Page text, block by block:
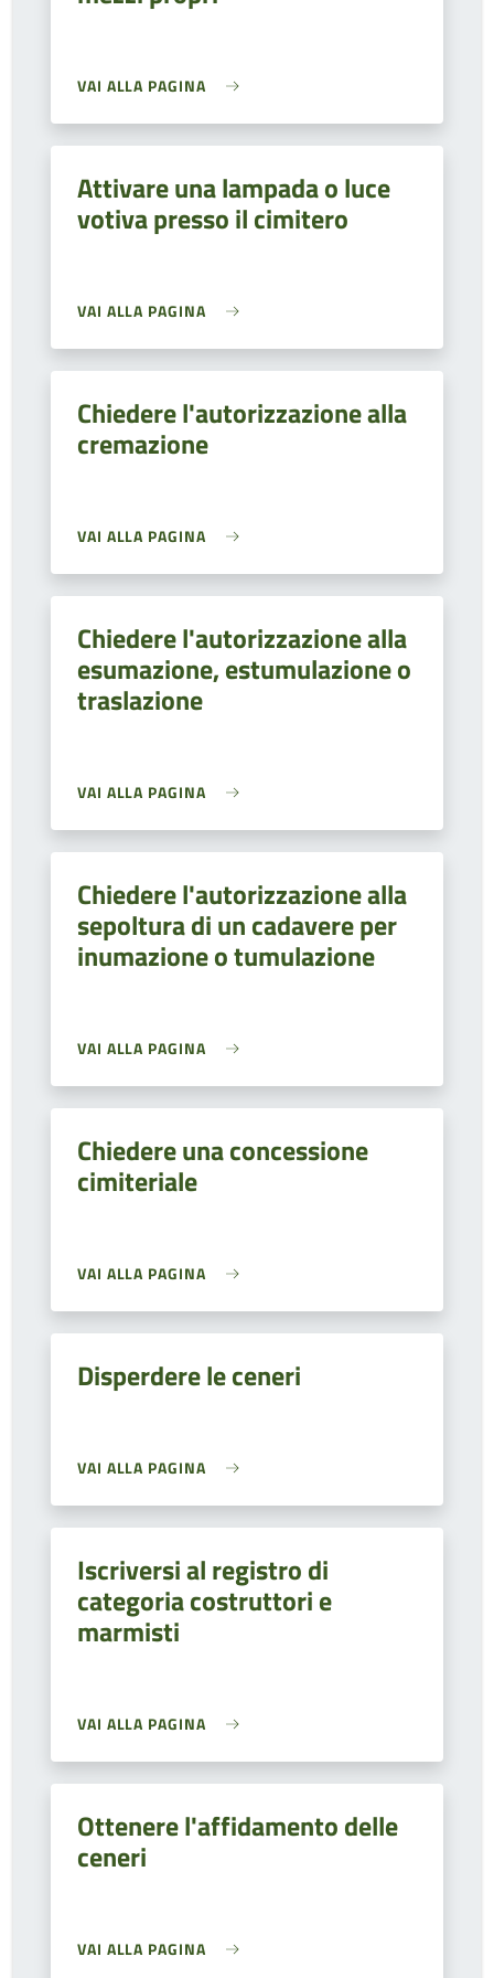
VAI ALLA PAGINA
Attivare una lampada o luce
votiva presso il cimitero
VAI ALLA PAGINA
Chiedere l'autorizzazione alla
cremazione
VAI ALLA PAGINA
Chiedere l'autorizzazione alla
esumazione, estumulazione o
traslazione
VAI ALLA PAGINA
Chiedere l'autorizzazione alla
sepoltura di un cadavere per
inumazione o tumulazione
VAI ALLA PAGINA
Chiedere una concessione
cimiteriale
VAI ALLA PAGINA
Disperdere le ceneri
VAI ALLA PAGINA
Iscriversi al registro di
categoria costruttori e
marmisti
VAI ALLA PAGINA
Ottenere l'affidamento delle
ceneri
VAI ALLA PAGINA